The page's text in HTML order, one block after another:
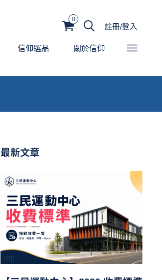
0
註冊/登入
信仰選品 關於信仰
最新文章